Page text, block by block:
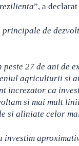
”, a
de
27 de ani de
agriculturii si
increzator ca
si mai mult
si aliniate celor
investim